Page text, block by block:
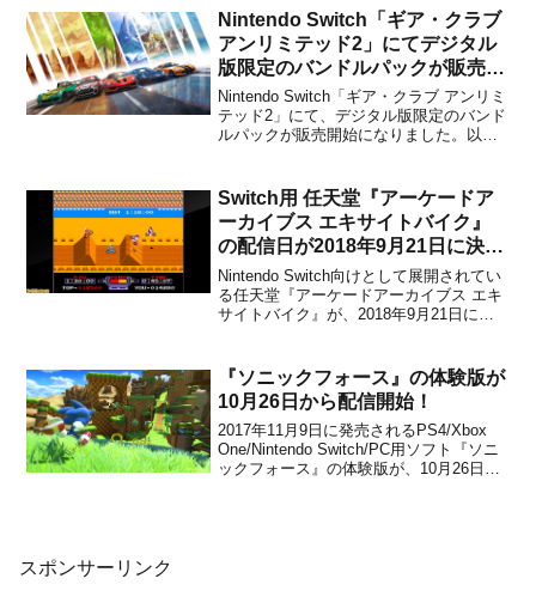
れることが決定...
Nintendo Switch「ギア・クラブ
アンリミテッド2」にてデジタル
版限定のバンドルパックが販売開
始！
Nintendo Switch「ギア・クラブ アンリミ
テッド2」にて、デジタル版限定のバンド
ルパックが販売開始になりました。以
アが上がる Nintendo Switch「ギア・クラ
ブ アンリミテッド2」に ...
Switch用 任天堂『アーケードア
ーカイブス エキサイトバイク』
の配信日が2018年9月21日に決
定！
Nintendo Switch向けとして展開されてい
る任天堂『アーケードアーカイブス エキ
サイトバイク』が、2018年9月21日に配
イトバイク』は、1984年11月30日に任天
堂から発売された横スクロール型...
『ソニックフォース』の体験版が
10月26日から配信開始！
2017年11月9日に発売されるPS4/Xbox
One/Nintendo Switch/PC用ソフト『ソニ
ックフォース』の体験版が、10月26日か
スポンサーリンク